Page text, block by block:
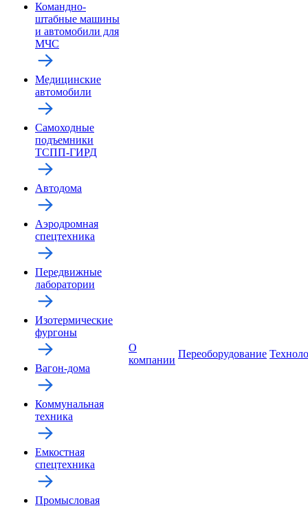
Командно-
штабные машины
и автомобили для
МЧС
Медицинские
автомобили
Самоходные
подъемники
ТСПП-ГИРД
Автодома
Аэродромная
спецтехника
Передвижные
лаборатории
Изотермические
фургоны
Вагон-дома
Коммунальная
техника
Емкостная
спецтехника
Промысловая
О
компании
Переоборудование